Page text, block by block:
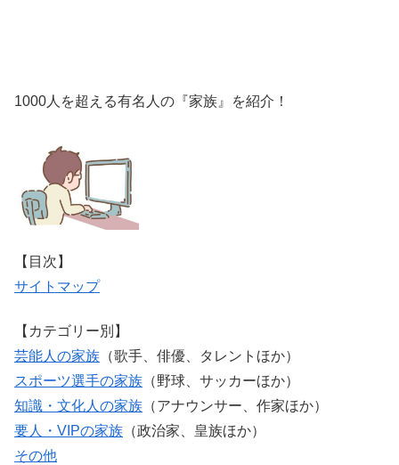
1000人を超える有名人の『家族』を紹介！
【目次】
サイトマップ
【カテゴリー別】
芸能人の家族 （歌手、俳優、タレントほか）
スポーツ選手の家族 （野球、サッカーほか）
知識・文化人の家族 （アナウンサー、作家ほか）
要人・VIPの家族 （政治家、皇族ほか）
その他